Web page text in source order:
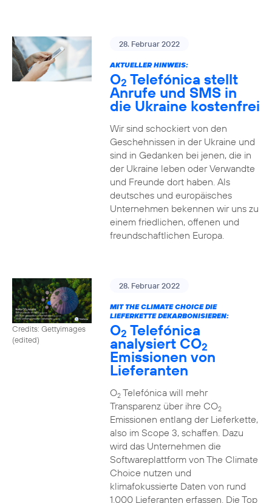
28. Februar 2022
AKTUELLER HINWEIS:
O2 Telefónica stellt
Anrufe und SMS in
die Ukraine kostenfrei
Wir sind schockiert von den
Geschehnissen in der Ukraine und
sind in Gedanken bei jenen, die in
der Ukraine leben oder Verwandte
und Freunde dort haben. Als
deutsches und europäisches
Unternehmen bekennen wir uns zu
einem friedlichen, offenen und
freundschaftlichen Europa.
Credits: Gettyimages
(edited)
28. Februar 2022
MIT THE CLIMATE CHOICE DIE
LIEFERKETTE DEKARBONISIEREN:
O2 Telefónica
analysiert CO2
Emissionen von
Lieferanten
O2Telefónica will mehr
Transparenz über ihre CO2
Emissionen entlang der Lieferkette,
also im Scope 3, schaffen. Dazu
wird das Unternehmen die
Softwareplattform von The Climate
Choice nutzen und
klimafokussierte Daten von rund
1.000 Lieferanten erfassen. Die Top